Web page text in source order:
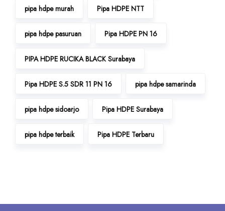
pipa hdpe murah Pipa HDPE NTT
pipa hdpe pasuruan Pipa HDPE PN 16
PIPA HDPE RUCIKA BLACK Surabaya
Pipa HDPE S.5 SDR 11 PN 16 pipa hdpe samarinda
pipa hdpe sidoarjo Pipa HDPE Surabaya
pipa hdpe terbaik Pipa HDPE Terbaru